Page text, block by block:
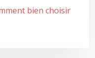
bien choisir